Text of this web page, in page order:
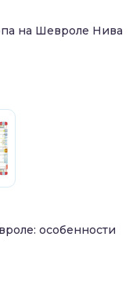
на Шевроле Нива
особенности